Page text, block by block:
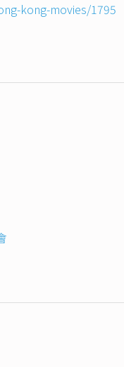
kong-movies/1795